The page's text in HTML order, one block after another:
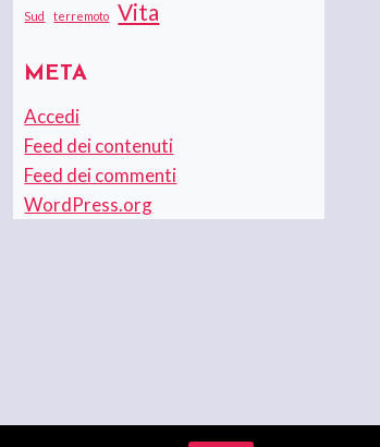
Sud terremoto Vita
META
Accedi
Feed dei contenuti
Feed dei commenti
WordPress.org